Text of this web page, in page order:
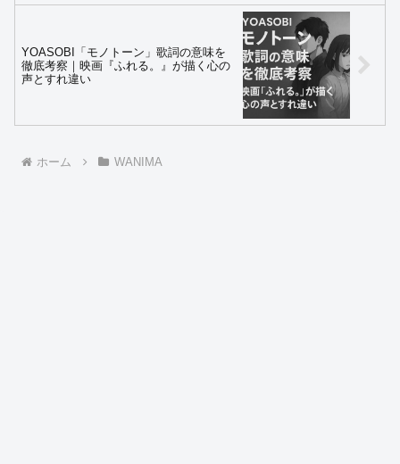
YOASOBI「モノトーン」歌詞の意味を
徹底考察｜映画『ふれる。』が描く心の
声とすれ違い
ホーム WANIMA